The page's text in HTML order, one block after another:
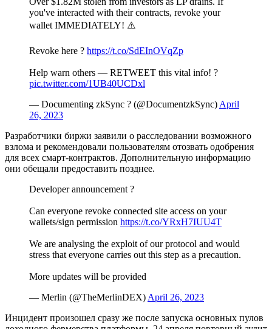
you've interacted with their contracts, revoke your
wallet IMMEDIATELY! ⚠️
Revoke here ? https://t.co/SdEInOVqZp
Help warn others — RETWEET this vital info! ?
pic.twitter.com/1UB40UCDxl
— Documenting zkSync ? (@DocumentzkSync) April
26, 2023
Разработчики биржи заявили о расследовании возможного
взлома и рекомендовали пользователям отозвать одобрения
для всех смарт-контрактов. Дополнительную информацию
они обещали предоставить позднее.
Developer announcement ?
Can everyone revoke connected site access on your
wallets/sign permission https://t.co/YRxH7IUU4T
We are analysing the exploit of our protocol and would
stress that everyone carries out this step as a precaution.
More updates will be provided
— Merlin (@TheMerlinDEX) April 26, 2023
Инцидент произошел сразу же после запуска основных пулов